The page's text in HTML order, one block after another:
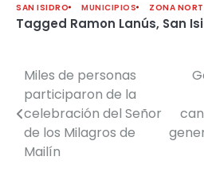
SAN ISIDRO
MUNICIPIOS ZONA
Tagged Ramon Lanús, San
Navegación
de
entradas
Miles de personas
participaron de la
celebración del Señor
de los Milagros de
Mailín